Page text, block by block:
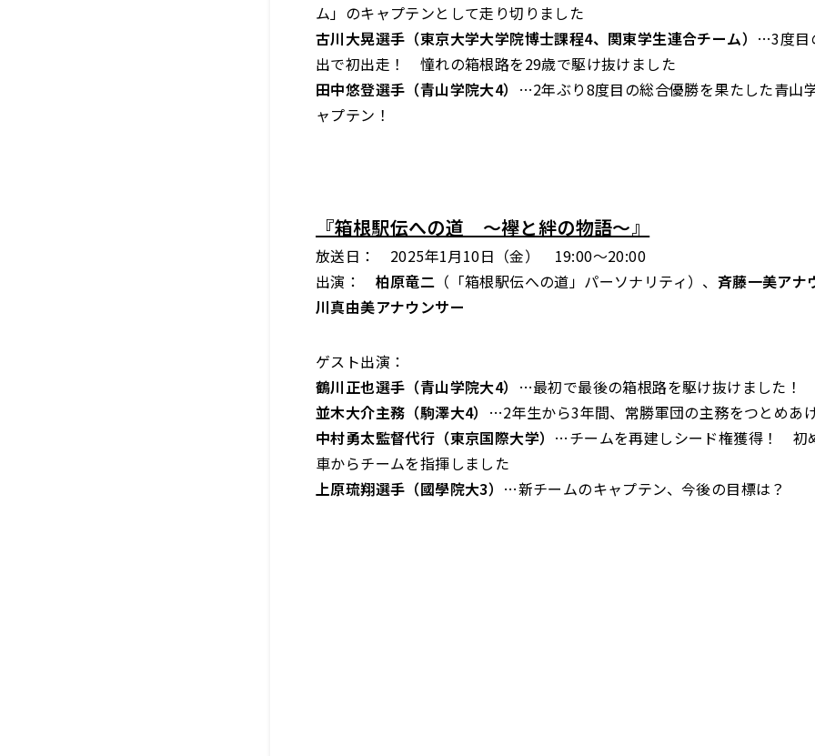
ム」のキャプテンとして走り切りました
古川大晃選手（東京大学大学院博士課程4、関東学生連合チーム） …3度目
出で初出走！ 憧れの箱根路を29歳で駆け抜けました
田中悠登選手（青山学院大4） …2年ぶり8度目の総合優勝を果たした青山
ャプテン！
『箱根駅伝への道 ～襷と絆の物語～』
放送日： 2025年1月10日（金） 19:00～20:00
出演： 柏原竜二 （「箱根駅伝への道」パーソナリティ）、 斉藤一美アナ
川真由美アナウンサー
ゲスト出演：
鶴川正也選手（青山学院大4） …最初で最後の箱根路を駆け抜けました！
並木大介主務（駒澤大4） …2年生から3年間、常勝軍団の主務をつとめあ
中村勇太監督代行（東京国際大学） …チームを再建しシード権獲得！ 初
車からチームを指揮しました
上原琉翔選手（國學院大3） …新チームのキャプテン、今後の目標は？